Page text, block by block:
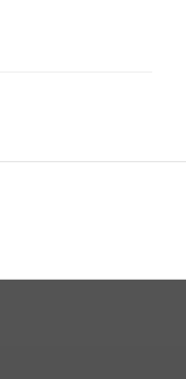
Центрального